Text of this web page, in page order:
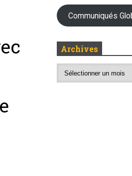
Communiqués
Archives